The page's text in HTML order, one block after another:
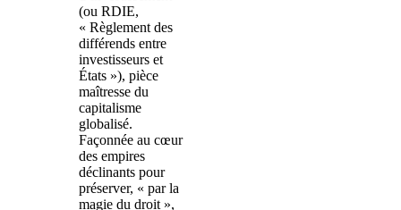
(ou RDIE,
« Règlement des
différends entre
investisseurs et
États »), pièce
maîtresse du
capitalisme
globalisé.
Façonnée au cœur
des empires
déclinants pour
préserver, « par la
magie du droit »,